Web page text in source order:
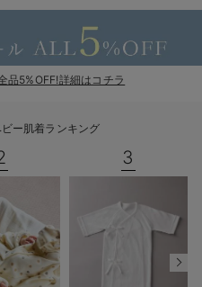
スカート
パジャマ
オフィス
きれいめ美脚パンツ派
ツィード派
セットアップ派
短肌着
セット
快適ウェア10%OFF
ジャンパースカート/
ワーク・オフィス
フォーマル / オケー
10,001円（税込）〜
女の子におススメの
定番ギフト
かわいくておもしろ
何枚あっても嬉しい
保温&リカバリー
レギンス・タイツ
あったか度◎
【冬のあったか特集
品5%OFF!詳細はコチラ
ー肌着ランキング
3